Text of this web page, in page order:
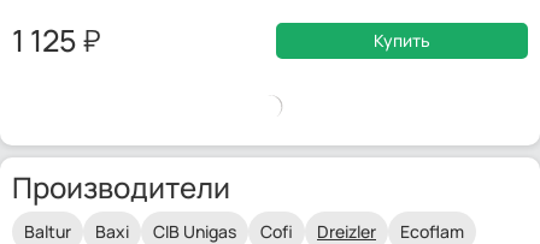
1 125 Купить
Производители
Baltur Baxi CIB Unigas Cofi Dreizler
Ecoflam